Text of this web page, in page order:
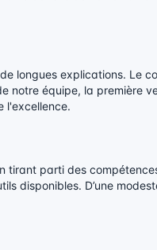
longues explications. Le
notre équipe, la première
l'excellence.
tirant parti des
disponibles. D’une